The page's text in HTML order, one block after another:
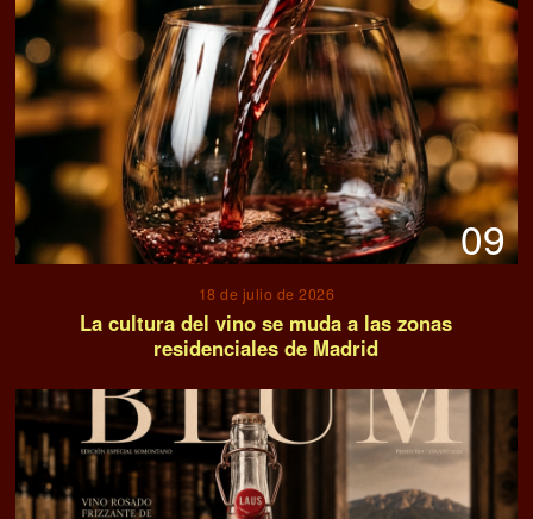
09
18 de julio de 2026
La cultura del vino se muda a las zonas
residenciales de Madrid